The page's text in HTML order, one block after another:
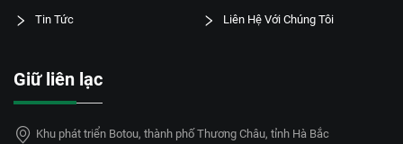
Tin Tức Liên Hệ Với Chúng Tôi
Giữ liên lạc
Khu phát triển Botou, thành phố Thương Châu, tỉnh Hà Bắc